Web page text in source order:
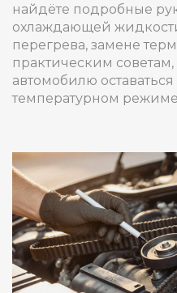
найдёте подробные
охлаждающей
перегрева, замене
практическим
автомобилю
температурном